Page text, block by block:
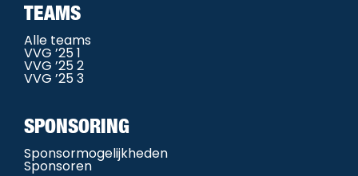
TEAMS
Alle teams
VVG ’25 1
VVG ’25 2
VVG ’25 3
SPONSORING
Sponsormogelijkheden
Sponsoren